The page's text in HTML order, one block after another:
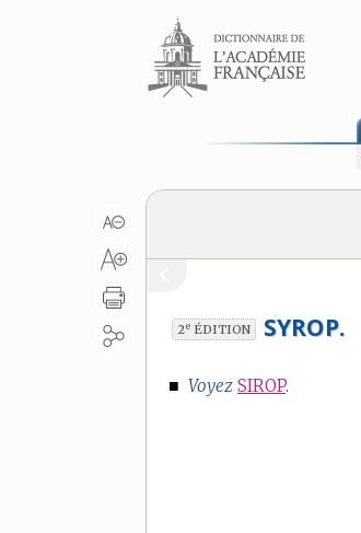
Aller au contenu
2e ÉDITION SYROP.
■ Voyez SIROP.